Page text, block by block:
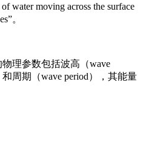
water moving across the surface
。
理参数包括波高（wave
周期（wave period），其能量